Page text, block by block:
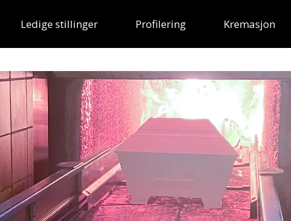
Ledige stillinger Profilering Kremasjon